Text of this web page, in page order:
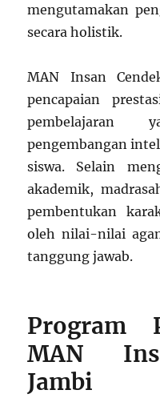
mengutamakan
secara holistik.
MAN Insan
pencapaian
pembelajaran
pengembangan
siswa. Selain
akademik,
pembentukan
oleh nilai-nilai
tanggung jawab.
Program
MAN
Jambi